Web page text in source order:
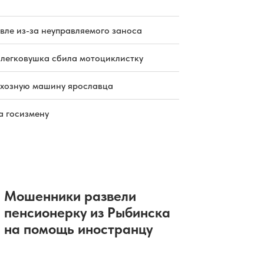
из-за неуправляемого заноса
сбила мотоциклистку
машину ярославца
госизмену
Мошенники развели
пенсионерку из Рыбинска
на помощь иностранцу